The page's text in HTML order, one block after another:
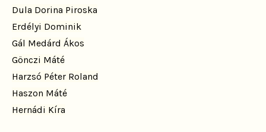
Dula Dorina Piroska
Erdélyi Dominik
Gál Medárd Ákos
Gönczi Máté
Harzsó Péter Roland
Haszon Máté
Hernádi Kíra